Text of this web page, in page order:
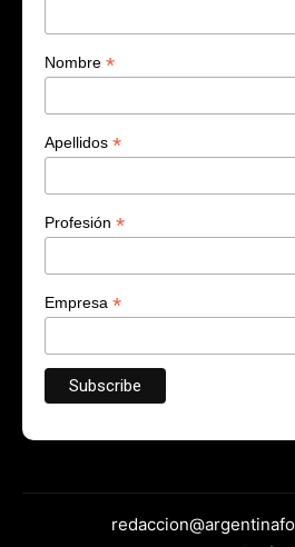
Nombre *
Apellidos *
Profesión *
Empresa *